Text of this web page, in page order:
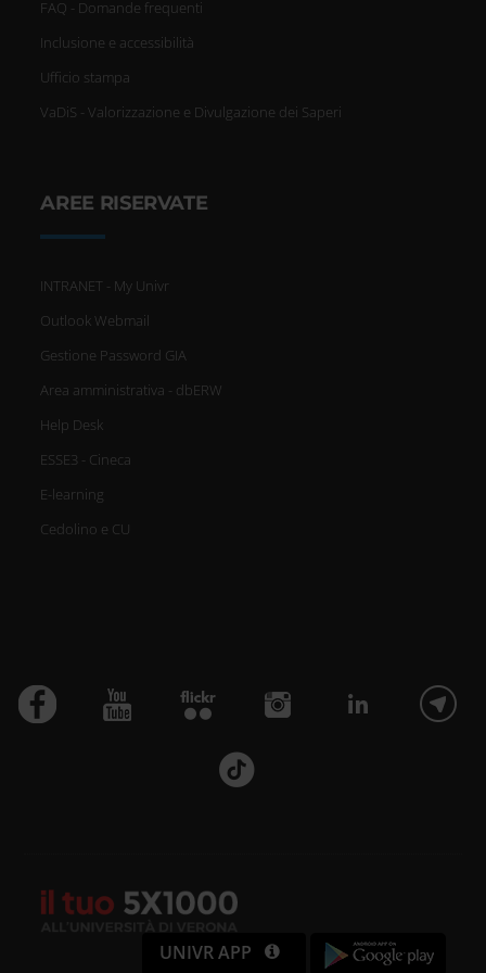
FAQ - Domande frequenti
Inclusione e accessibilità
Ufficio stampa
VaDiS - Valorizzazione e Divulgazione dei Saperi
AREE RISERVATE
INTRANET - My Univr
Outlook Webmail
Gestione Password GIA
Area amministrativa - dbERW
Help Desk
ESSE3 - Cineca
E-learning
Cedolino e CU
UNIVR APP